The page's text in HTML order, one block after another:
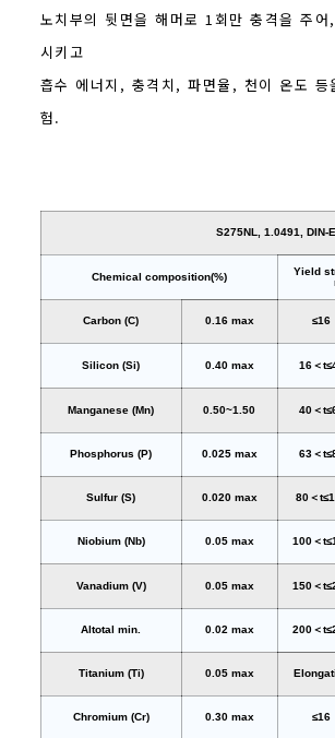
노치부의 뒷면을 해머로 1회만 충격을 주
시키고
흡수 에너지, 충격치, 파면율, 천이 온도 등
험.
S275NL, 1.0491, DIN-
Chemical composition(%)
Yield
Carbon (C) 0.16 max ≤16
Silicon (Si) 0.40 max 16＜
Manganese (Mn) 0.50~1.50 40＜
Phosphorus (P) 0.025 max 63＜
Sulfur (S) 0.020 max 80＜
Niobium (Nb) 0.05 max 100＜
Vanadium (V) 0.05 max 150＜
Altotal min. 0.02 max 200＜
Titanium (Ti) 0.05 max
Chromium (Cr) 0.30 max ≤16